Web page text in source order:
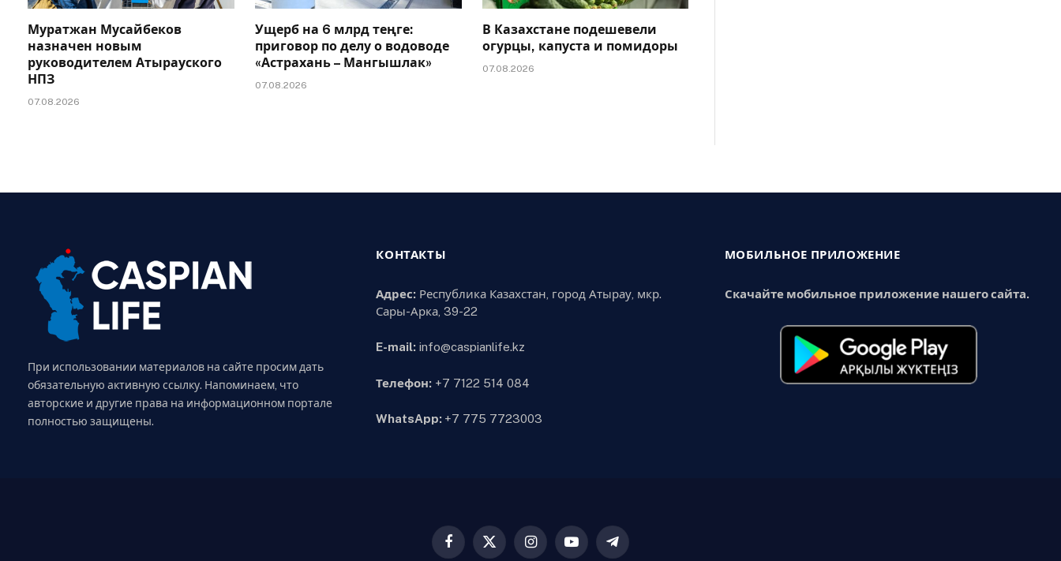
Муратжан Мусайбеков
назначен новым
руководителем Атырауского
НПЗ
07.08.2026
Ущерб на 6 млрд теңге:
приговор по делу о водоводе
«Астрахань – Мангышлак»
07.08.2026
В Казахстане подешевели
огурцы, капуста и помидоры
07.08.2026
При использовании материалов на сайте просим дать
обязательную активную ссылку. Напоминаем, что
авторские и другие права на информационном портале
полностью защищены.
КОНТАКТЫ
Адрес: Республика Казахстан, город Атырау, мкр.
Сары-Арка, 39-22
E-mail: info@caspianlife.kz
Телефон: +7 7122 514 084
WhatsApp: +7 775 7723003
МОБИЛЬНОЕ ПРИЛОЖЕНИЕ
Скачайте мобильное приложение нашего сайта.
Facebook
X
InstagramYouTubeTelegram